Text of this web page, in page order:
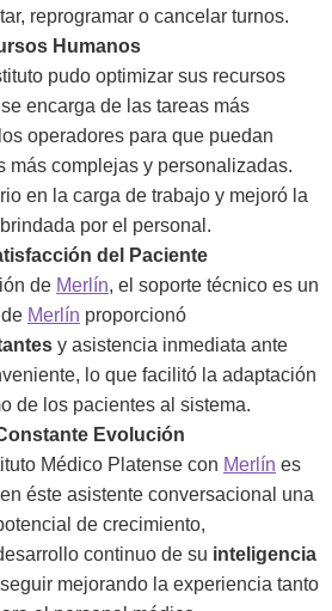
reprogramar o cancelar turnos.
Humanos
pudo optimizar sus recursos
encarga de las tareas más
operadores para que puedan
más complejas y personalizadas.
en la carga de trabajo y mejoró la
por el personal.
del Paciente
de Merlín, el soporte técnico es un
Merlín proporcionó
y asistencia inmediata ante
lo que facilitó la adaptación
de los pacientes al sistema.
Evolución
Médico Platense con Merlín es
éste asistente conversacional una
de crecimiento,
continuo de su inteligencia
mejorando la experiencia tanto